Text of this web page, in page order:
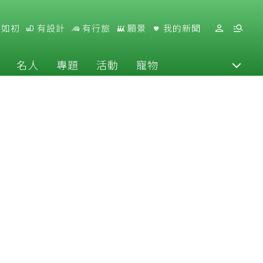
初 有設計 有行旅 願景 我的新聞
名人 專題 活動 寵物